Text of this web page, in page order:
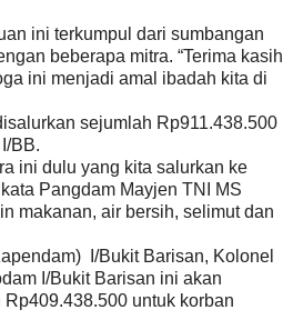
ini terkumpul dari sumbangan
beberapa mitra. “Terima kasih
ini menjadi amal ibadah kita di
sejumlah Rp911.438.500
BB.
ini dulu yang kita salurkan ke
Pangdam Mayjen TNI MS
makanan, air bersih, selimut dan
I/Bukit Barisan, Kolonel
I/Bukit Barisan ini akan
untuk korban